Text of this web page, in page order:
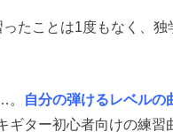
たことは1度もなく、独
自分の弾けるレベルの
ギター初心者向けの練習